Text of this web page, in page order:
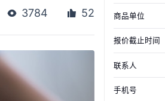
3784 52